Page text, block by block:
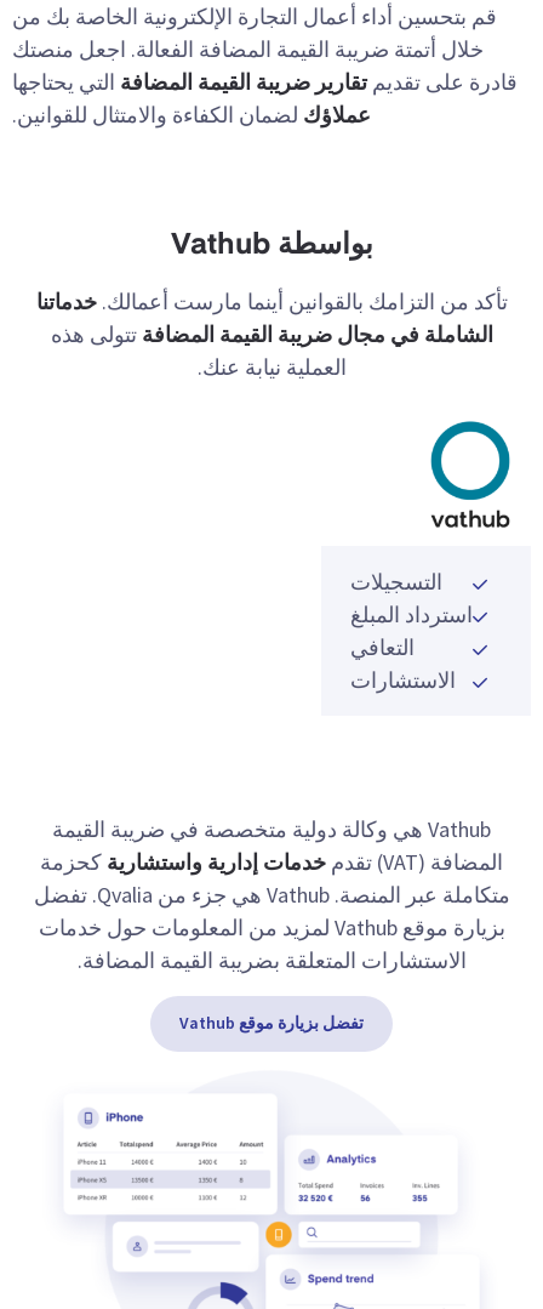
قم بتحسين أداء أعمال التجارة الإلكترونية الخاصة بك من
خلال أتمتة ضريبة القيمة المضافة الفعالة. اجعل منصتك
قادرة على تقديمتقارير ضريبة القيمة المضافةالتي يحتاجها
عملاؤكلضمان الكفاءة والامتثال للقوانين.
بواسطة Vathub
تأكد من التزامك بالقوانين أينما مارست أعمالك.خدماتنا
الشاملة في مجال ضريبة القيمة المضافةتتولى هذه
العملية نيابة عنك.
التسجيلات
استرداد المبلغ
التعافي
الاستشارات
Vathub هي وكالة دولية متخصصة في ضريبة القيمة
المضافة (VAT) تقدم
خدمات إدارية واستشاريةكحزمة
متكاملة عبر المنصة. Vathub هي جزء من Qvalia. تفضل
بزيارة موقع Vathub لمزيد من المعلومات حول خدمات
الاستشارات المتعلقة بضريبة القيمة المضافة.
تفضل بزيارة موقع Vathub